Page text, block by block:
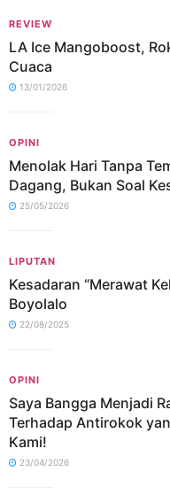
REVIEW
LA Ice Mangoboost,
Cuaca
13/01/2026
OPINI
Menolak Hari Tanpa
Dagang, Bukan Soal
25/05/2026
LIPUTAN
Kesadaran “Merawat
Boyolalo
22/08/2025
OPINI
Saya Bangga Menjadi
Terhadap Antirokok
Kami!
23/04/2026